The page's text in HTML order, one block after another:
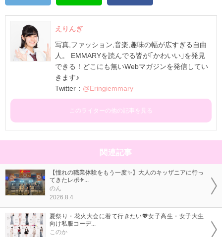
えりんぎ
写真,ファッション,音楽,趣味の幅が広すぎる自由
人。 EMMARYを読んでる皆が｢かわいい｣を発見
できる！どこにも無いWebマガジンを発信してい
きます♪
Twitter： @Eringiemmary
このライターの他の記事を見る
関連記事
【憧れの職業体験をもう一度✨】大人のキッザニアに行っ
てきたレポ✈...
のん
2026.8.4
夏祭り・花火大会に着て行きたい💖女子高生・女子大生
向け私服コーデ...
このか